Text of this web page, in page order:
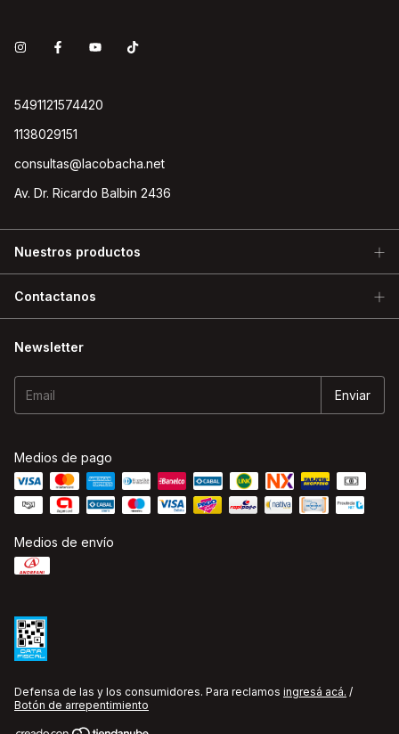
5491121574420
1138029151
consultas@lacobacha.net
Av. Dr. Ricardo Balbin 2436
Nuestros productos
Contactanos
Newsletter
Medios de pago
Medios de envío
Defensa de las y los consumidores. Para reclamos ingresá acá. /
Botón de arrepentimiento